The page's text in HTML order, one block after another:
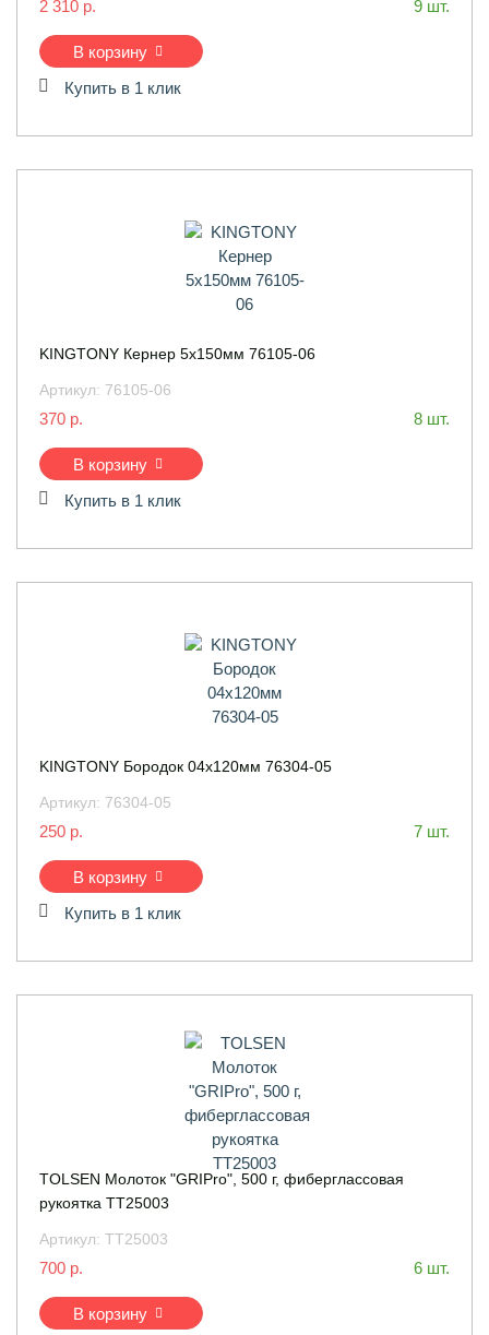
2 310 р. 9 шт.
В корзину
Купить в 1 клик
KINGTONY Кернер 5x150мм 76105-06
Артикул: 76105-06
370 р. 8 шт.
В корзину
Купить в 1 клик
KINGTONY Бородок 04x120мм 76304-05
Артикул: 76304-05
250 р. 7 шт.
В корзину
Купить в 1 клик
TOLSEN Молоток "GRIPro", 500 г, фиберглаcсовая
рукоятка TT25003
Артикул: TT25003
700 р. 6 шт.
В корзину